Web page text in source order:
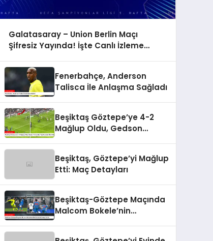
Galatasaray – Union Berlin Maçı
Şifresiz Yayında! İşte Canlı İzleme
Fenerbahçe, Anderson
Talisca İle Anlaşma Sağladı
Beşiktaş Göztepe’ye 4-2
Mağlup Oldu, Gedson
Beşiktaş, Göztepe’yi Mağlup
Etti: Maç Detayları
Beşiktaş-Göztepe Maçında
Malcom Bokele’nin